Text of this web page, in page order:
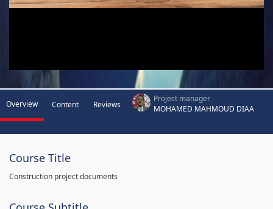
Overview Content Reviews
Project manager
MOHAMED MAHMOUD DIAA
Course Title
Construction project documents